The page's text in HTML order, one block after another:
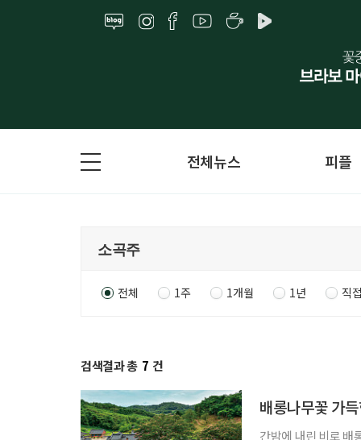
전체뉴스 피플
전체 1주 1개월 1년 직
검색결과 총 7 건
배롱나무꽃 가
간밤에 내린 비로 배